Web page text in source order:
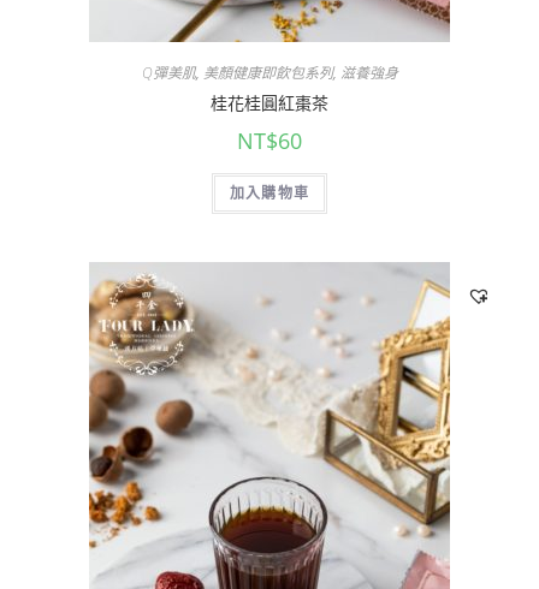
Q彈美肌, 美顏健康即飲包系列, 滋養強身
桂花桂圓紅棗茶
NT$60
加入購物車